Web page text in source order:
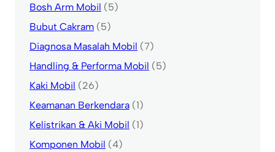
Bosh Arm Mobil (5)
Bubut Cakram (5)
Diagnosa Masalah Mobil (7)
Handling & Performa Mobil (5)
Kaki Mobil (26)
Keamanan Berkendara (1)
Kelistrikan & Aki Mobil (1)
Komponen Mobil (4)